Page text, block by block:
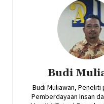
Budi
Budi Muliawan, Peneliti
Pemberdayaan Insan